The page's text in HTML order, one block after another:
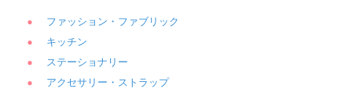
ファッション・ファブリック
キッチン
ステーショナリー
アクセサリー・ストラップ